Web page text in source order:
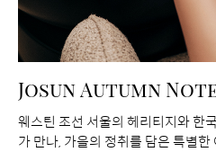
Josun Autumn
웨스틴 조선 서울의 헤리티지와 한
가 만나, 가을의 정취를 담은 특별